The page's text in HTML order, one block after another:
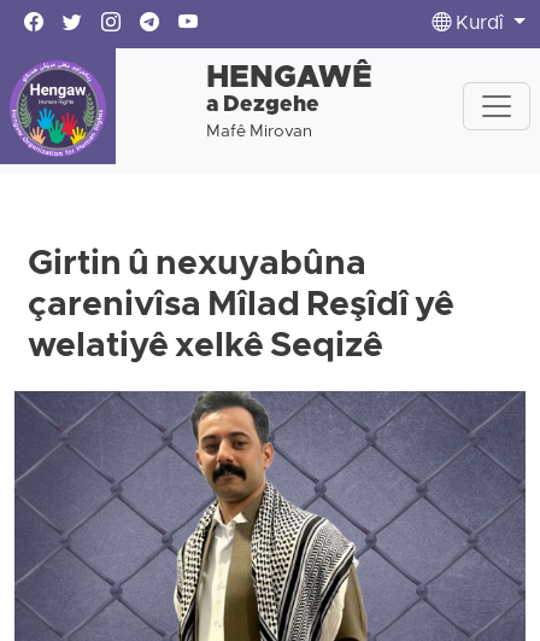
Kurdî
HENGAWÊ
a Dezgehe
Mafê Mirovan
Girtin û nexuyabûna
çarenivîsa Mîlad Reşîdî yê
welatiyê xelkê Seqizê